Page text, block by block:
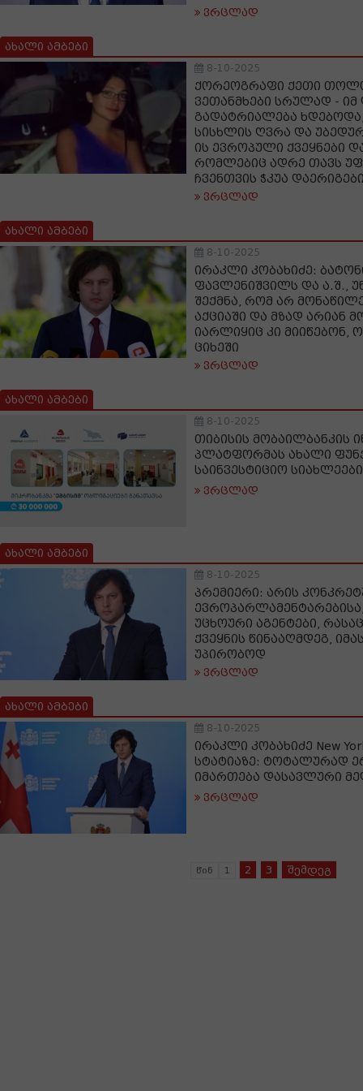
ვრცლად
ახალი ამბები
8-10-2025
ქორეოგრაფი ქეთი
ვეთანმხები სრულად -
გადატრიალება
სისხლის ღვრა და
ის ევროპული ქვეყნები
რომლებიც ადრე თავს
ჩვენთვის ჭკუა
ვრცლად
ახალი ამბები
8-10-2025
ირაკლი კობახიძე:
ფავლენიშვილს და ა.შ.,
შექმნა, რომ არ
აქციაში და მზად არიან
იარლიყიც კი მიიწებონ,
ციხეში
ვრცლად
ახალი ამბები
8-10-2025
თიბისის მობაილბანკის
პლატფორმას ახალი
საინვესტიციო
ვრცლად
ახალი ამბები
8-10-2025
პრემიერი: არის
უცხოური აგენტები,
ქვეყნის წინააღმდეგ,
უპირობოდ
ვრცლად
ახალი ამბები
8-10-2025
ირაკლი კობახიძე New
სტატიაზე: ტოტალურად
იმართება დასავლური
ვრცლად
წინ 1 2 3 შემდეგ